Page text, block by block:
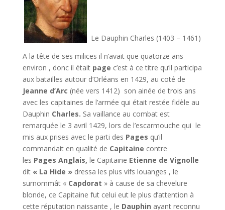
Le Dauphin Charles (1403 – 1461)
A la tête de ses milices il n’avait que quatorze ans
environ , donc il étaitpage c’est à ce titre qu’il participa
aux batailles autour d’Orléans en 1429, au coté de
Jeanne d’Arc (née vers 1412) son ainée de trois ans
avec les capitaines de l’armée qui était restée fidèle au
Dauphin Charles. Sa vaillance au combat est
remarquée le 3 avril 1429, lors de l’escarmouche qui le
mis aux prises avec le parti des Pages qu’il
commandait en qualité de Capitaine contre
les Pages Anglais, le Capitaine Etienne de Vignolle
dit« La Hide » dressa les plus vifs louanges , le
surnommât « Capdorat » à cause de sa chevelure
blonde, ce Capitaine fut celui eut le plus d’attention à
cette réputation naissante , le Dauphin ayant reconnu